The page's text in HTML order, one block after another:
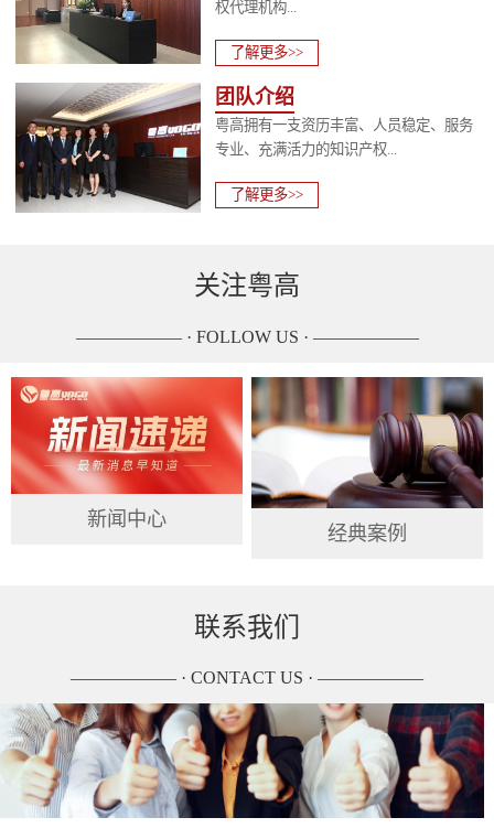
权代理机构...
了解更多>>
团队介绍
粤高拥有一支资历丰富、人员稳定、服务
专业、充满活力的知识产权...
了解更多>>
关注粤高
—————— · FOLLOW US · ——————
新闻中心
经典案例
联系我们
—————— · CONTACT US · ——————